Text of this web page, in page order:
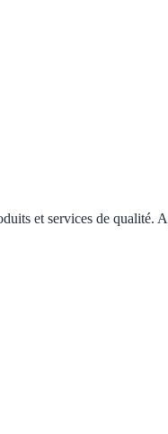
et services de qualité.